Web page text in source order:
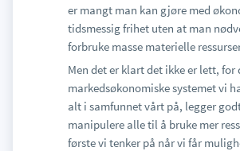
er mangt man kan gjøre med
tidsmessig frihet uten at man
forbruke masse materielle
Men det er klart det ikke er lett, for
markedsøkonomiske systemet vi
alt i samfunnet vårt på, legger
manipulere alle til å bruke mer
første vi tenker på når vi får